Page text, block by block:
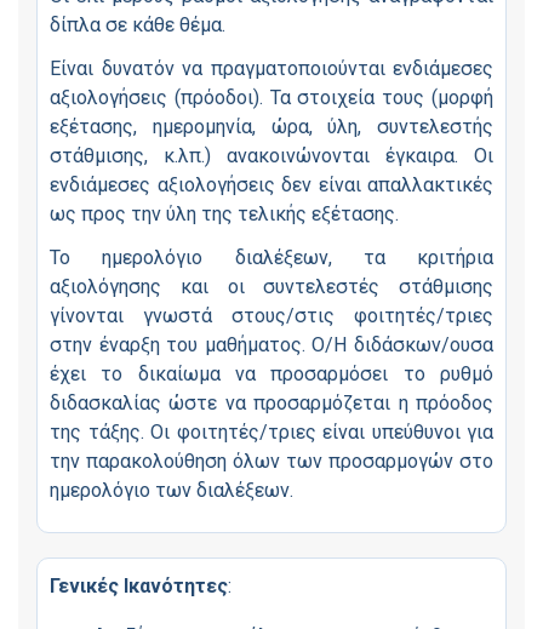
δίπλα σε κάθε θέμα.
Είναι δυνατόν να πραγματοποιούνται ενδιάμεσες
αξιολογήσεις (πρόοδοι). Τα στοιχεία τους (μορφή
εξέτασης, ημερομηνία, ώρα, ύλη, συντελεστής
στάθμισης, κ.λπ.) ανακοινώνονται έγκαιρα. Οι
ενδιάμεσες αξιολογήσεις δεν είναι απαλλακτικές
ως προς την ύλη της τελικής εξέτασης.
Το ημερολόγιο διαλέξεων, τα κριτήρια
αξιολόγησης και οι συντελεστές στάθμισης
γίνονται γνωστά στους/στις φοιτητές/τριες
στην έναρξη του μαθήματος. Ο/Η διδάσκων/ουσα
έχει το δικαίωμα να προσαρμόσει το ρυθμό
διδασκαλίας ώστε να προσαρμόζεται η πρόοδος
της τάξης. Οι φοιτητές/τριες είναι υπεύθυνοι για
την παρακολούθηση όλων των προσαρμογών στο
ημερολόγιο των διαλέξεων.
Γενικές Ικανότητες: